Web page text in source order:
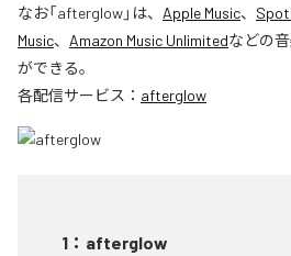
なお「afterglow」は、 Apple Music、
Music、 Amazon Music Unlimitedなどの
ができる。
各配信サービス： afterglow
1 ： afterglow